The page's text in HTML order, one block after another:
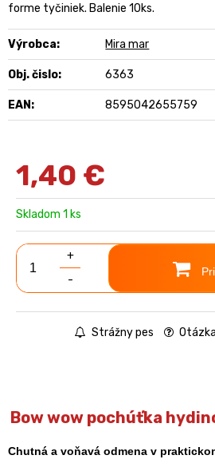
forme tyčiniek. Balenie 10ks.
Výrobca: Mira mar
Obj. čislo: 6363
EAN: 8595042655759
1,40 €
Skladom 1 ks
+
-
Strážny pes
Bow wow pochúťka
Chutná a voňavá odmena v